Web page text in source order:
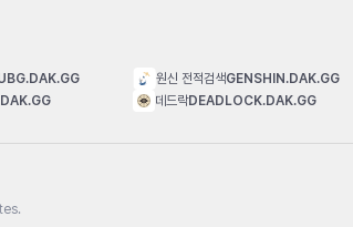
원신 전적검색GENSHIN.DAK.GG
데드락DEADLOCK.DAK.GG